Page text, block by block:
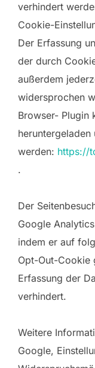
verhindert
Cookie-
Der Erfassung
der durch
außerdem
widersprochen
Browser- Plugin
heruntergeladen
werden: https://
.
Der
Google
indem er auf
Opt-Out-Cookie
Erfassung der
verhindert.
Weitere
Google,